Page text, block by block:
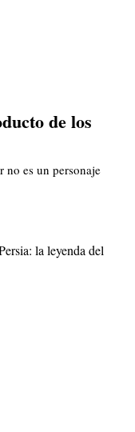
de los
no es un personaje